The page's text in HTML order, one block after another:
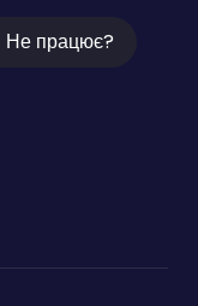
Не працює?